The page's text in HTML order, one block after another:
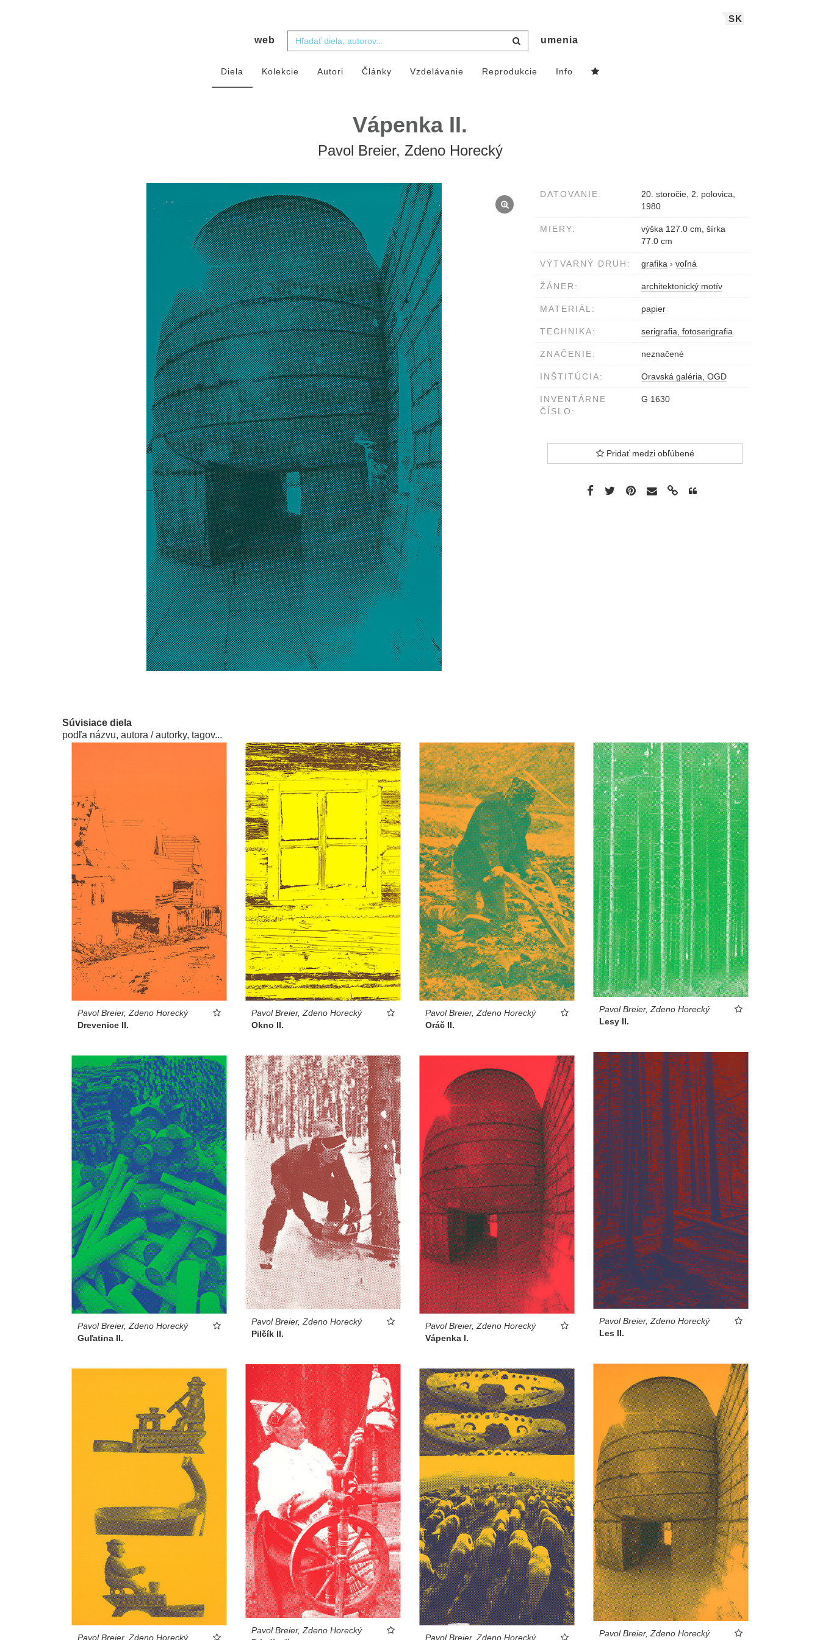
SK
web umenia
Diela Kolekcie Autori Články Vzdelávanie Reprodukcie Info
Vápenka II.
Pavol Breier, Zdeno Horecký
DATOVANIE:
20. storočie, 2. polovica,
1980
MIERY:
výška 127.0 cm, šírka
77.0 cm
VÝTVARNÝ DRUH: grafika › voľná
ŽÁNER: architektonický motív
MATERIÁL: papier
TECHNIKA: serigrafia, fotoserigrafia
ZNAČENIE: neznačené
INŠTITÚCIA: Oravská galéria, OGD
INVENTÁRNE
ČÍSLO:
G 1630
Pridať medzi obľúbené
Súvisiace diela
podľa názvu, autora / autorky, tagov...
Pavol Breier, Zdeno Horecký
Drevenice II.
Pavol Breier, Zdeno Horecký
Okno II.
Pavol Breier, Zdeno Horecký
Oráč II.
Pavol Breier, Zdeno Horecký
Lesy II.
Pavol Breier, Zdeno Horecký
Les II.
Pavol Breier, Zdeno Horecký
Guľatina II.
Pavol Breier, Zdeno Horecký
Pilčík II.
Pavol Breier, Zdeno Horecký
Vápenka I.
Pavol Breier, Zdeno Horecký
Pavol Breier, Zdeno Horecký
Pavol Breier, Zdeno Horecký Pavol Breier, Zdeno Horecký